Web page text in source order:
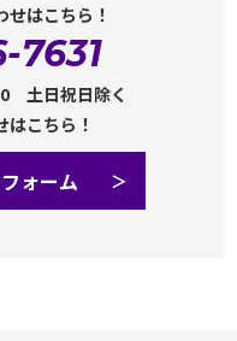
せはこちら！
7631
土日祝日除く
はこちら！
ォーム